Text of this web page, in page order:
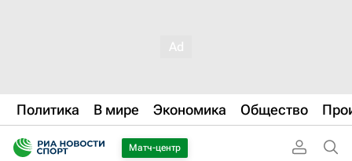
Политика В мире Экономика Общество
Матч-центр